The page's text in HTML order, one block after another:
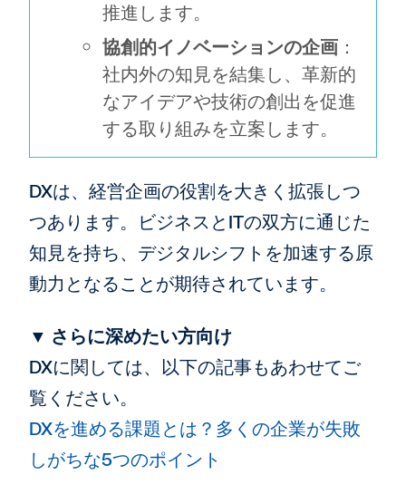
推進します。
協創的イノベーションの企画 ：
社内外の知見を結集し、革新的
なアイデアや技術の創出を促進
する取り組みを立案します。
DXは、経営企画の役割を大きく拡張しつ
つあります。ビジネスとITの双方に通じた
知見を持ち、デジタルシフトを加速する原
動力となることが期待されています。
▼ さらに深めたい方向け
DXに関しては、以下の記事もあわせてご
覧ください。
DXを進める課題とは？多くの企業が失敗
しがちな5つのポイント